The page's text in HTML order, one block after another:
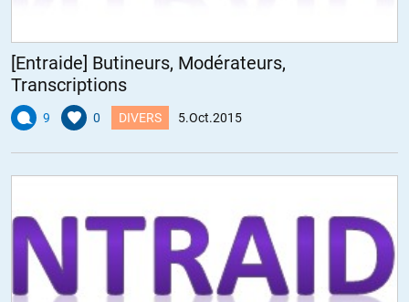
[Entraide] Butineurs, Modérateurs,
Transcriptions
9 0 DIVERS 5.Oct.2015